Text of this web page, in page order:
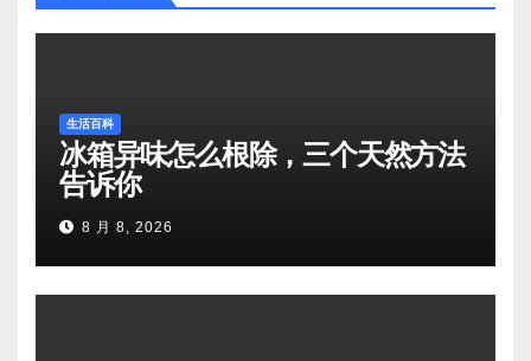
生活百科
冰箱异味怎么根除，三个天然方法
告诉你
8 月 8, 2026